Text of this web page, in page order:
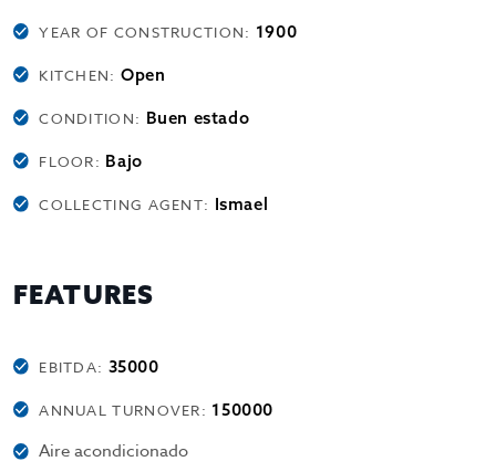
YEAR OF CONSTRUCTION: 1900
KITCHEN: Open
CONDITION: Buen estado
FLOOR: Bajo
COLLECTING AGENT: Ismael
FEATURES
EBITDA: 35000
ANNUAL TURNOVER: 150000
Aire acondicionado